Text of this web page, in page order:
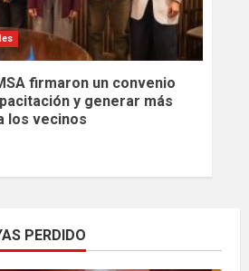
firmaron un convenio
y generar más
los vecinos
PERDIDO